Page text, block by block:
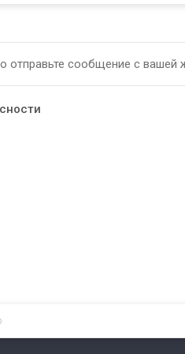
отправьте сообщение с вашей